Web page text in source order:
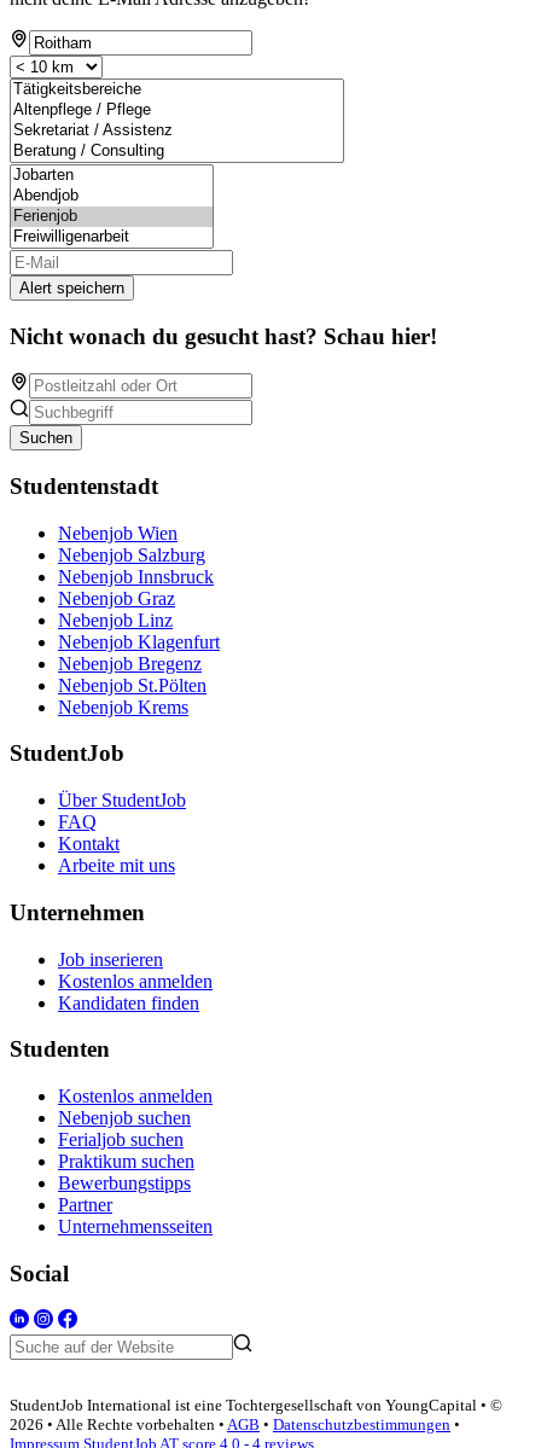
Alert speichern
Nicht wonach du gesucht hast? Schau hier!
Suchen
Studentenstadt
Nebenjob Wien
Nebenjob Salzburg
Nebenjob Innsbruck
Nebenjob Graz
Nebenjob Linz
Nebenjob Klagenfurt
Nebenjob Bregenz
Nebenjob St.Pölten
Nebenjob Krems
StudentJob
Über StudentJob
FAQ
Kontakt
Arbeite mit uns
Unternehmen
Job inserieren
Kostenlos anmelden
Kandidaten finden
Studenten
Kostenlos anmelden
Nebenjob suchen
Ferialjob suchen
Praktikum suchen
Bewerbungstipps
Partner
Unternehmensseiten
Social
StudentJob International ist eine Tochtergesellschaft von YoungCapital • ©
2026 • Alle Rechte vorbehalten • AGB • Datenschutzbestimmungen •
Impressum StudentJob AT score 4.0 - 4 reviews